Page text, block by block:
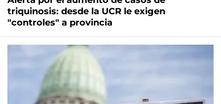
triquinosis: desde la UCR le exigen
"controles" a provincia